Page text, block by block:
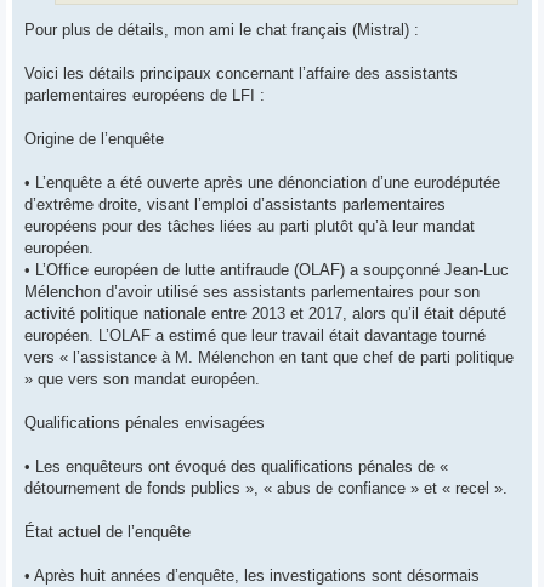
Pour plus de détails, mon ami le chat français (Mistral) :
Voici les détails principaux concernant l’affaire des assistants
parlementaires européens de LFI :
Origine de l’enquête
• L’enquête a été ouverte après une dénonciation d’une eurodéputée
d’extrême droite, visant l’emploi d’assistants parlementaires
européens pour des tâches liées au parti plutôt qu’à leur mandat
européen.
• L’Office européen de lutte antifraude (OLAF) a soupçonné Jean-Luc
Mélenchon d’avoir utilisé ses assistants parlementaires pour son
activité politique nationale entre 2013 et 2017, alors qu’il était député
européen. L’OLAF a estimé que leur travail était davantage tourné
vers « l’assistance à M. Mélenchon en tant que chef de parti politique
» que vers son mandat européen.
Qualifications pénales envisagées
• Les enquêteurs ont évoqué des qualifications pénales de «
détournement de fonds publics », « abus de confiance » et « recel ».
État actuel de l’enquête
• Après huit années d’enquête, les investigations sont désormais